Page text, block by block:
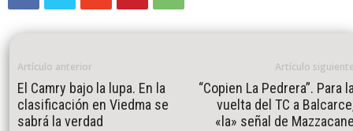
Artículo anterior
El Camry bajo la lupa. En la
clasificación en Viedma se
sabrá la verdad
Artículo
“Copien La Pedrera”. Para
vuelta del TC a
«la» señal de